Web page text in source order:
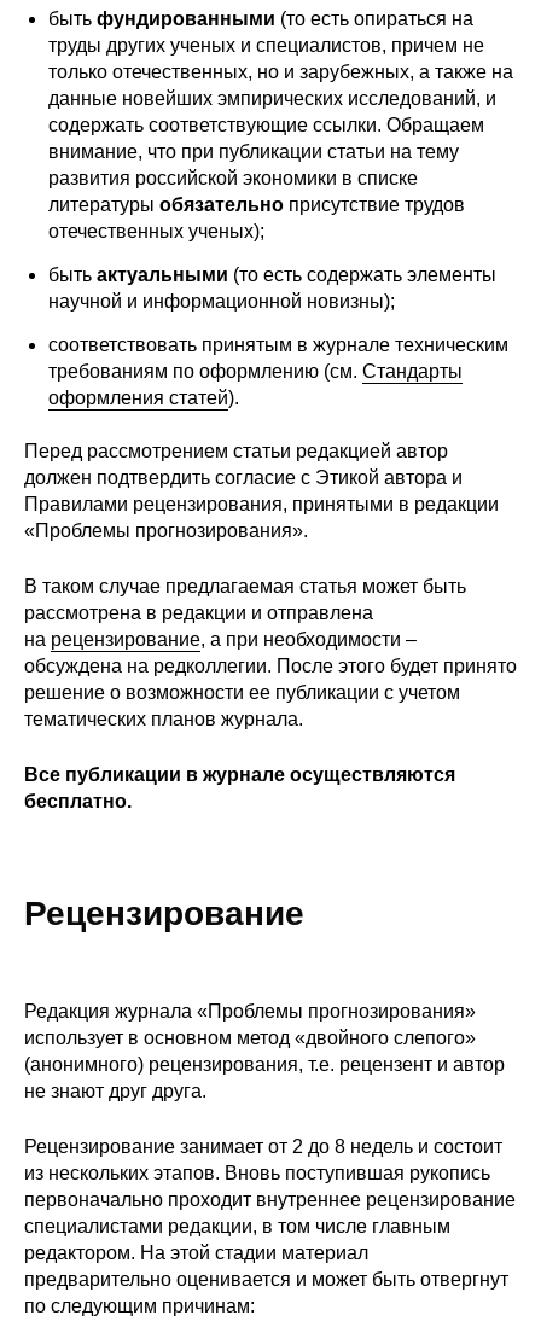
Общие требования
Стандарты оформления
Семинары
Энергетический семинар
Российско-французский семинар
Отрасли и регионы
Inforum
Ученый совет
О совете
Регулярные прогнозы
Квартальный прогноз
Краткосрочный прогноз
Российская Система Климатического
Центр «Климатическая политика и
экономика России»
Образование и карьера
Кафедра МФТИ
Кафедра МАДИ
Аспирантура
быть фундированными (то есть опираться на
труды других ученых и специалистов, причем не
только отечественных, но и зарубежных, а также на
данные новейших эмпирических исследований, и
содержать соответствующие ссылки. Обращаем
внимание, что при публикации статьи на тему
развития российской экономики в списке
литературы обязательно присутствие трудов
отечественных ученых);
быть актуальными (то есть содержать элементы
научной и информационной новизны);
соответствовать принятым в журнале техническим
требованиям по оформлению (см. Стандарты
оформления статей).
Перед рассмотрением статьи редакцией автор
должен подтвердить согласие с Этикой автора и
Правилами рецензирования, принятыми в редакции
«Проблемы прогнозирования».
В таком случае предлагаемая статья может быть
рассмотрена в редакции и отправлена
на рецензирование, а при необходимости –
обсуждена на редколлегии. После этого будет принято
решение о возможности ее публикации с учетом
тематических планов журнала.
Все публикации в журнале осуществляются
бесплатно.
Рецензирование
Редакция журнала «Проблемы прогнозирования»
использует в основном метод «двойного слепого»
(анонимного) рецензирования, т.е. рецензент и автор
не знают друг друга.
Рецензирование занимает от 2 до 8 недель и состоит
из нескольких этапов. Вновь поступившая рукопись
первоначально проходит внутреннее рецензирование
специалистами редакции, в том числе главным
редактором. На этой стадии материал
предварительно оценивается и может быть отвергнут
по следующим причинам: